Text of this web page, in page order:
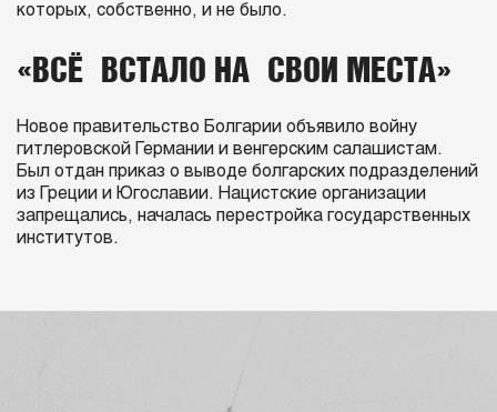
которых, собственно, и не было.
«ВСЁ ВСТАЛО НА СВОИ МЕСТА»
Новое правительство Болгарии объявило войну
гитлеровской Германии и венгерским салашистам.
Был отдан приказ о выводе болгарских подразделений
из Греции и Югославии. Нацистские организации
запрещались, началась перестройка государственных
институтов.